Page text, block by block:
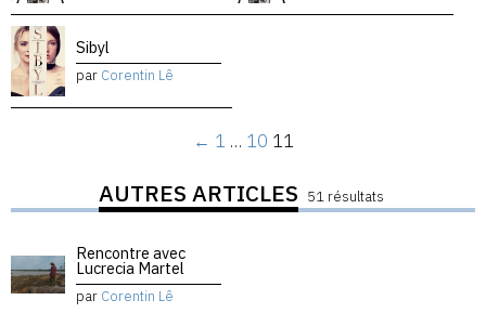
Sibyl
par Corentin Lê
← 1 … 10 11
AUTRES ARTICLES 51 résultats
Rencontre avec
Lucrecia Martel
par Corentin Lê